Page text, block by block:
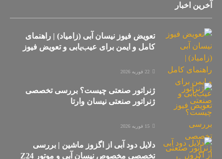
آخرین اخبار
تعویض فیوز نیسان آبی (زامیاد) | راهنمای
کامل و ایمن برای عیب‌یابی و تعویض فیوز
22 فوریه 2026
ژنراتور صنعتی چیست؟ بررسی تخصصی
ژنراتور صنعتی نیسان وارتا
15 فوریه 2026
دلایل دود آبی از اگزوز ماشین | بررسی
تخصصی مخصوص نیسان آبی و موتور Z24